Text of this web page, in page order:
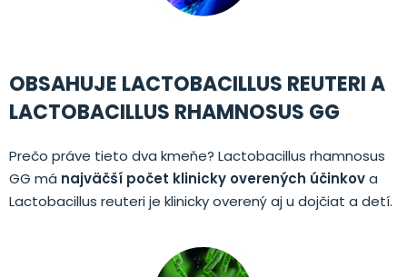
OBSAHUJE LACTOBACILLUS REUTERI A
LACTOBACILLUS RHAMNOSUS GG
Prečo práve tieto dva kmeňe? Lactobacillus rhamnosus
GG má najväčší počet klinicky overených účinkova
Lactobacillus reuteri je klinicky overený aj u dojčiat a detí.